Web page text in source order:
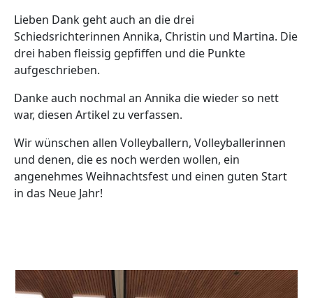
Lieben Dank geht auch an die drei
Schiedsrichterinnen Annika, Christin und Martina. Die
drei haben fleissig gepfiffen und die Punkte
aufgeschrieben.
Danke auch nochmal an Annika die wieder so nett
war, diesen Artikel zu verfassen.
Wir wünschen allen Volleyballern, Volleyballerinnen
und denen, die es noch werden wollen, ein
angenehmes Weihnachtsfest und einen guten Start
in das Neue Jahr!